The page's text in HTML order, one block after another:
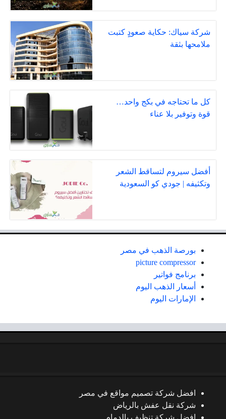
شركة سياك: حكاية صعودٍ كتبت
ملامحها بثقة
كل ما تحتاجه في بكج واحد…
قوة وتوفير بلا عناء
أفضل سيروم لتساقط الشعر
وتكثيفه | جودي كو السعودية
بورصة الذهب في مصر
picture compressor
برنامج فواتير
أسعار الذهب اليوم
الإمارات اليوم
افضل شركة تصميم مواقع في مصر
شركة نقل عفش بالرياض
افضل شركة تنظيف بالدمام